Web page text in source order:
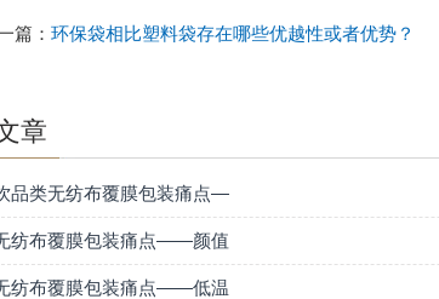
篇：环保袋相比塑料袋存在哪些优越性或者优势？
章
品类无纺布覆膜包装痛点—
纺布覆膜包装痛点——颜值
纺布覆膜包装痛点——低温